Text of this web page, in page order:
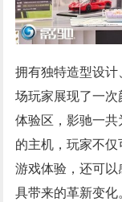
拥有独特造型设
场玩家展现了一
体验区，影驰一共
的主机，玩家不
游戏体验，还可以
具带来的革新变化